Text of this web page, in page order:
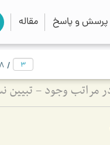
پرسش و پاسخ مقاله
/